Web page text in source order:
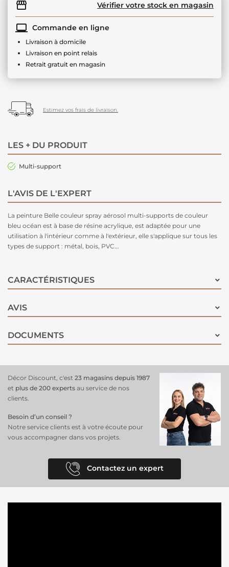
Vérifier votre stock en magasin
Commande en ligne
Livraison à domicile
Livraison en point relais
Retrait gratuit en magasin
Estimez vos frais de livraison.
LES + DU PRODUIT
Multi-support
L'AVIS DE L'EXPERT
La peinture Belle couleur spray aérosol multi-supports de couleur
bleu océan est à base de résine acrylique, est adaptée pour une
utilisation à l'intérieur comme à l'extérieur, elle s'applique sur tous les
types de support : métal, bois, PVC...
CARACTÉRISTIQUES
AVIS
DOCUMENTS
Décor Discount, c'est 23 magasins depuis 1987
et plus de 200 experts au service de nos
clients.
Besoin d’un conseil ?
Notre service clients est à votre écoute pour
vous accompagner dans vos projets.
Contactez un expert